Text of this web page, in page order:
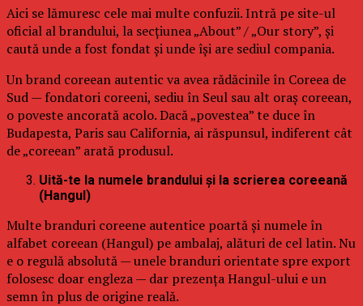
Aici se lămuresc cele mai multe confuzii. Intră pe site-ul
oficial al brandului, la secțiunea „About” / „Our story”, și
caută unde a fost fondat și unde își are sediul compania.
Un brand coreean autentic va avea rădăcinile în Coreea de
Sud — fondatori coreeni, sediu în Seul sau alt oraș coreean,
o poveste ancorată acolo. Dacă „povestea” te duce în
Budapesta, Paris sau California, ai răspunsul, indiferent cât
de „coreean” arată produsul.
Uită-te la numele brandului și la scrierea coreeană
(Hangul)
Multe branduri coreene autentice poartă și numele în
alfabet coreean (Hangul) pe ambalaj, alături de cel latin. Nu
e o regulă absolută — unele branduri orientate spre export
folosesc doar engleza — dar prezența Hangul-ului e un
semn în plus de origine reală.